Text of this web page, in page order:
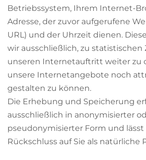
Betriebssystem, Ihrem Internet-
Adresse, der zuvor aufgerufene
URL) und der Uhrzeit dienen.
wir ausschließlich, zu statistischen
unseren Internetauftritt weiter zu
unsere Internetangebote noch
gestalten zu können.
Die Erhebung und Speicherung
ausschließlich in anonymisierter
pseudonymisierter Form und
Rückschluss auf Sie als natürliche